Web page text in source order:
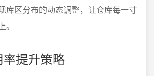
库区分布的动态调整，让仓库每一寸
提升策略